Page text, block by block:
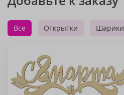
Все Открытки Шарики